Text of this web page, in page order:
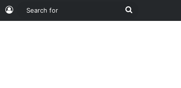
Log In
Search